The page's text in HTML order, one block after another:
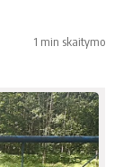
1 min skaitymo